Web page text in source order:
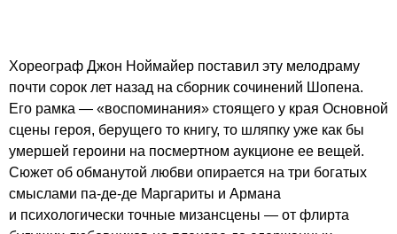
Хореограф Джон Ноймайер поставил эту мелодраму
почти сорок лет назад на сборник сочинений Шопена.
Его рамка — «воспоминания» стоящего у края Основной
сцены героя, берущего то книгу, то шляпку уже как бы
умершей героини на посмертном аукционе ее вещей.
Сюжет об обманутой любви опирается на три богатых
смыслами па-де-де Маргариты и Армана
и психологически точные мизансцены — от флирта